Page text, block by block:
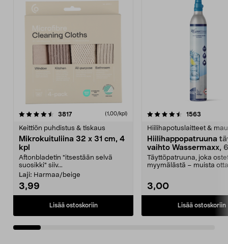
3817arvostelut (1,00/kpl)
Keittiön puhdistus & tiskaus
Mikrokuituliina 32 x 31 cm, 4
kpl
Aftonbladetin "itsestään selvä
suosikki" siiv...
Laji: Harmaa/beige
3,99
Lisää ostoskoriin
4.5viidestä
1563
Hiilihapotuslaitteet &
Hiilihappopatruuna
vaihto Wassermaxx,
Täyttöpatruuna, joka
myymälästä – muista
3,00
Lisää ostoskoriin
4.5viidestä